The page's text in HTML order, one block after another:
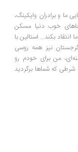
وایکینگ،
خوب دنیا مسکن
استالین با
نیز همه روسی
برای خودم رو
شماها برگردید